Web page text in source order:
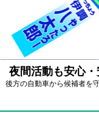
夜間活動も安心・
後方の自動車から候補者を